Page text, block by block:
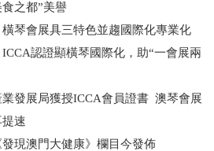
之都”美譽
琴會展具三特色並趨國際化專業化
認證顯橫琴國際化，助“一會展兩
發展局獲授ICCA會員證書 澳琴會展
速
現澳門大健康》欄目今發佈